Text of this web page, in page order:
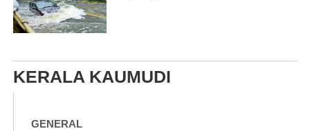
KERALA KAUMUDI
GENERAL